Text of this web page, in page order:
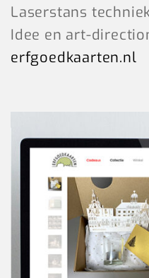
Laserstans
Idee en art-
erfgoedkaarten.nl